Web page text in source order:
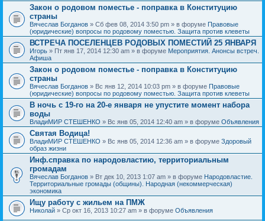
Закон о родовом поместье - поправка в Конституцию
страны
Вячеслав Богданов » Сб фев 08, 2014 3:50 pm » в форуме Правовые
(юридические) вопросы по родовому поместью. Защита против клеветы
ВСТРЕЧА ПОСЕЛЕНЦЕВ РОДОВЫХ ПОМЕСТИЙ 25 ЯНВАРЯ
Игорь » Пт янв 17, 2014 12:30 am » в форуме Мероприятия. Анонсы встреч.
Афиша
Закон о родовом поместье - поправка в Конституцию
страны
Вячеслав Богданов » Вс янв 12, 2014 10:03 pm » в форуме Правовые
(юридические) вопросы по родовому поместью. Защита против клеветы
В ночь с 19-го на 20-е января не упустите момент набора
воды
ВладиМИР СТЕШЕНКО » Вс янв 05, 2014 12:40 am » в форуме Объявления
Святая Водица!
ВладиМИР СТЕШЕНКО » Вс янв 05, 2014 12:36 am » в форуме Здоровый
образ жизни
Инф.справка по народовластию, территориальным
громадам
Вячеслав Богданов » Вт дек 10, 2013 1:07 am » в форуме Народовластие.
Территориальные громады (общины). Народная (некоммерческая)
экономика
Ищу работу с жильем на ПМЖ
Николай » Ср окт 16, 2013 10:27 am » в форуме Объявления